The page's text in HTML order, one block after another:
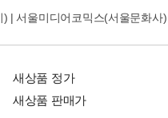
) |서울미디어코믹스(서울문화사)
새상품 정가
새상품 판매가